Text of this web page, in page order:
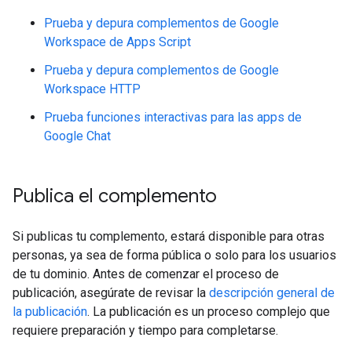
Prueba y depura complementos de Google
Workspace de Apps Script
Prueba y depura complementos de Google
Workspace HTTP
Prueba funciones interactivas para las apps de
Google Chat
Publica el complemento
Si publicas tu complemento, estará disponible para otras
personas, ya sea de forma pública o solo para los usuarios
de tu dominio. Antes de comenzar el proceso de
publicación, asegúrate de revisar la descripción general de
la publicación. La publicación es un proceso complejo que
requiere preparación y tiempo para completarse.